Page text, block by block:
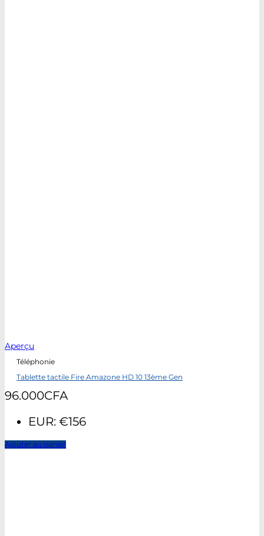
Aperçu
Téléphonie
Tablette tactile Fire Amazone HD 10 13ème Gen
96.000CFA
EUR: €156
Ajouter au panier